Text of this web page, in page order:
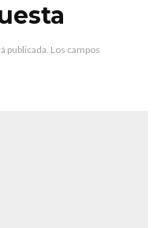
publicada. Los campos